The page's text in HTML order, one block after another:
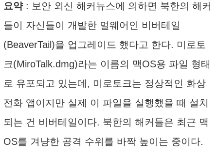
요약: 보안 외신 해커뉴스에 의하면 북한의 해커
들이 자신들이 개발한 멀웨어인 비버테일
(BeaverTail)을 업그레이드 했다고 한다. 미로토
크(MiroTalk.dmg)라는 이름의 맥OS용 파일 형태
로 유포되고 있는데, 미로토크는 정상적인 화상
전화 앱이지만 실제 이 파일을 실행했을 때 설치
되는 건 비버테일이다. 북한의 해커들은 최근 맥
OS를 겨냥한 공격 수위를 바짝 높이는 중이다.